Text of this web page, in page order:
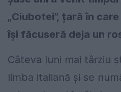
„Ciubotei”, țară în
își făcuseră deja un
Câteva luni mai târziu
limba italiană și se